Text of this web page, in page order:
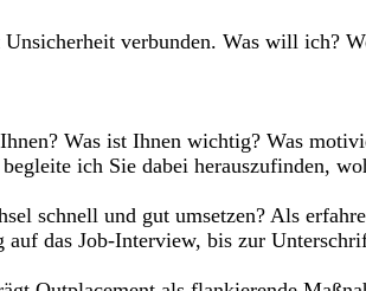
verbunden. Was will ich?
Was ist Ihnen wichtig? Was
ich Sie dabei herauszufinden,
schnell und gut umsetzen? Als
das Job-Interview, bis zur